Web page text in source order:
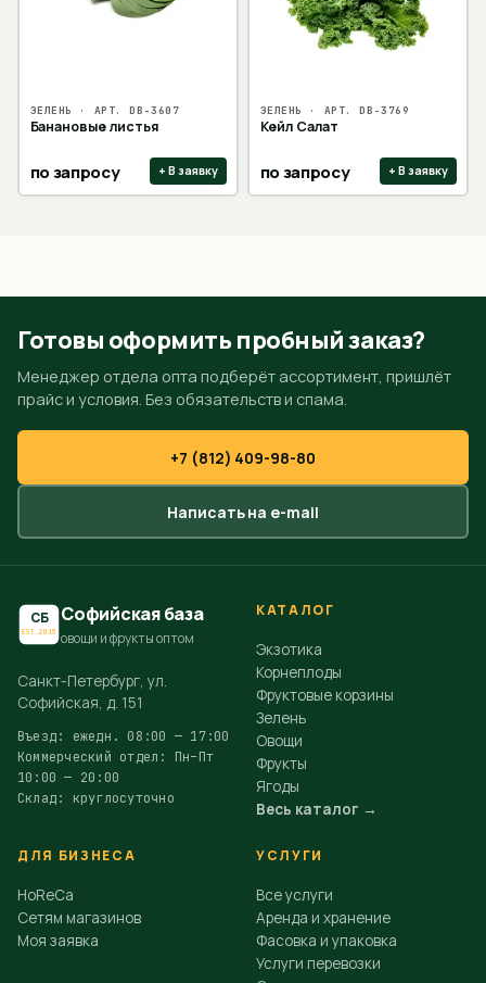
ЗЕЛЕНЬ · АРТ.DB-3607
Банановые листья
по запросу + В заявку
ЗЕЛЕНЬ · АРТ.DB-3769
Кейл Салат
по запросу + В заявку
Готовы оформить пробный заказ?
Менеджер отдела опта подберёт ассортимент, пришлёт
прайс и условия. Без обязательств и спама.
+7 (812) 409-98-80
Написать на e-mail
СБ
EST.2015
Софийская база
овощи и фрукты оптом
Санкт-Петербург, ул.
Софийская, д. 151
Въезд: ежедн. 08:00 — 17:00
Коммерческий отдел: Пн–Пт
10:00 — 20:00
Склад: круглосуточно
КАТАЛОГ
Экзотика
Корнеплоды
Фруктовые корзины
Зелень
Овощи
Фрукты
Ягоды
Весь каталог →
ДЛЯ БИЗНЕСА
HoReCa
Сетям магазинов
Моя заявка
УСЛУГИ
Все услуги
Аренда и хранение
Фасовка и упаковка
Услуги перевозки